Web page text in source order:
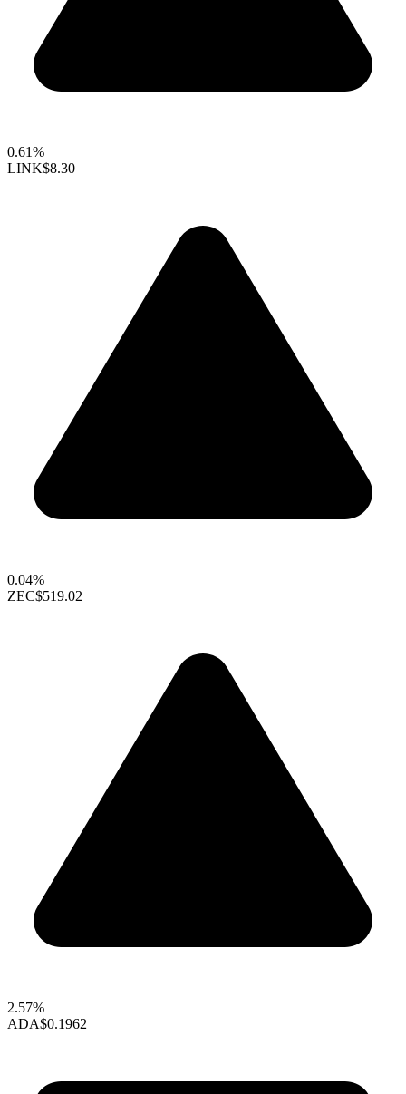
0.61%
LINK$8.30
0.04%
ZEC$519.02
2.57%
ADA$0.1962